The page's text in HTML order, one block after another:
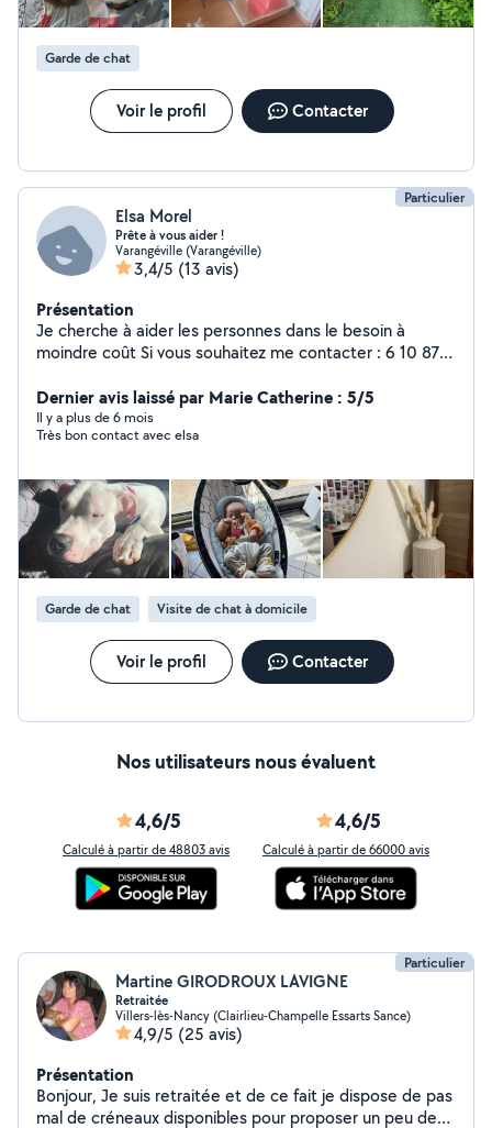
Garde de chat
Voir le profil Contacter
Particulier
Elsa Morel
Prête à vous aider !
Varangéville (Varangéville)
3,4/5 (13 avis)
Présentation
Je cherche à aider les personnes dans le besoin à
moindre coût Si vous souhaitez me contacter : 6 10 87
Dernier avis laissé par Marie Catherine : 5/5
Il y a plus de 6 mois
Très bon contact avec elsa
Garde de chat Visite de chat à domicile
Voir le profil Contacter
Nos utilisateurs nous évaluent
4,6/5
Calculé à partir de 48803 avis
4,6/5
Calculé à partir de 66000 avis
Particulier
Martine GIRODROUX LAVIGNE
Retraitée
Villers-lès-Nancy (Clairlieu-Champelle Essarts Sance)
4,9/5 (25 avis)
Présentation
Bonjour, Je suis retraitée et de ce fait je dispose de pas
mal de créneaux disponibles pour proposer un peu de